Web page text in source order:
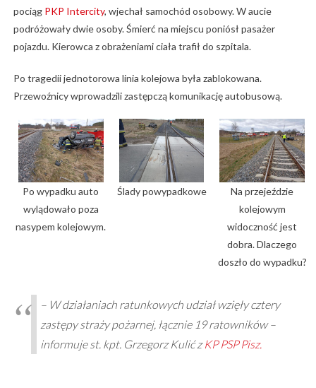
pociąg PKP Intercity, wjechał samochód osobowy. W aucie
podróżowały dwie osoby. Śmierć na miejscu poniósł pasażer
pojazdu. Kierowca z obrażeniami ciała trafił do szpitala.
Po tragedii jednotorowa linia kolejowa była zablokowana.
Przewoźnicy wprowadzili zastępczą komunikację autobusową.
Po wypadku auto
wylądowało poza
nasypem kolejowym.
Ślady powypadkowe
Na przejeździe
kolejowym
widoczność jest
dobra. Dlaczego
doszło do wypadku?
– W działaniach ratunkowych udział wzięły cztery
zastępy straży pożarnej, łącznie 19 ratowników –
informuje st. kpt. Grzegorz Kulić zKP PSP Pisz.